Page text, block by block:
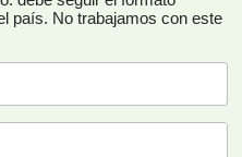
país. No trabajamos con este